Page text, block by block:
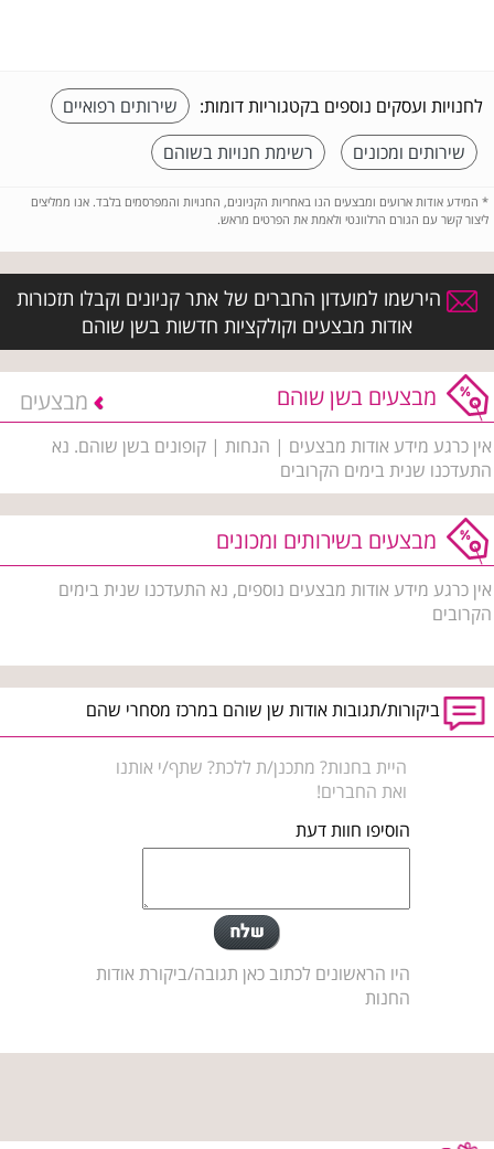
לחנויות ועסקים נוספים בקטגוריות דומות:
שירותים רפואיים
שירותים ומכונים
רשימת חנויות בשוהם
* המידע אודות ארועים ומבצעים הנו באחריות הקניונים, החנויות והמפרסמים בלבד. אנו ממליצים
ליצור קשר עם הגורם הרלוונטי ולאמת את הפרטים מראש.
הירשמו למועדון החברים של אתר קניונים וקבלו תזכורות
אודות מבצעים וקולקציות חדשות בשן שוהם
מבצעים בשן שוהם מבצעים
אין כרגע מידע אודות מבצעים | הנחות | קופונים בשן שוהם. נא
התעדכנו שנית בימים הקרובים
מבצעים בשירותים ומכונים
אין כרגע מידע אודות מבצעים נוספים, נא התעדכנו שנית בימים
הקרובים
ביקורות/תגובות אודות שן שוהם במרכז מסחרי שהם
היית בחנות? מתכנן/ת ללכת? שתף/י אותנו
ואת החברים!
הוסיפו חוות דעת
היו הראשונים לכתוב כאן תגובה/ביקורת אודות
החנות